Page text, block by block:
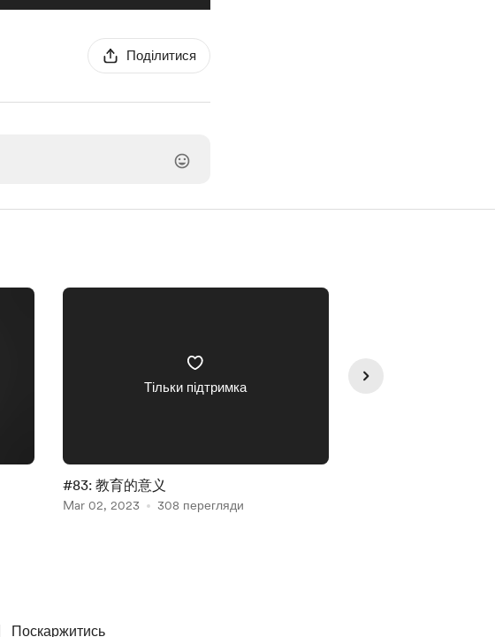
Поділитися
Тільки підтримка
#83: 教育的意义
Mar 02, 2023 308 перегляди
Поскаржитись